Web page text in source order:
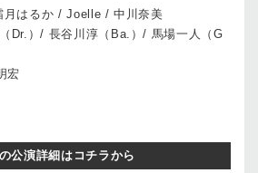
はるか / Joelle / 中川奈美
Dr.）/ ⻑⾕川淳（Ba.）/ ⾺場⼀⼈（G
宏
公演詳細はコチラから